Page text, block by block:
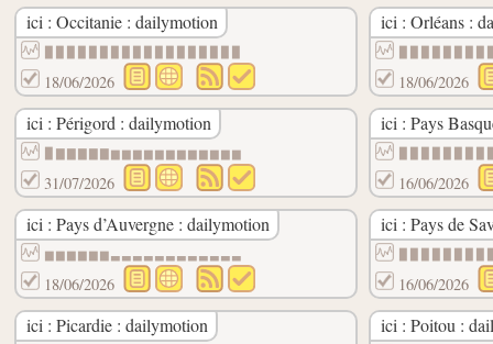
ici : Occitanie : dailymotion
18/06/2026
ici : Orléans :
18/06/2026
ici : Périgord : dailymotion
▉▇▇▇▇▇▆▆▆▆▆▆▆▆▆▆▆▆
31/07/2026
ici : Pays
16/06/2026
ici : Pays d’Auvergne : dailymotion
▆▆▆▆▆▆▃▃▃▃▃▃▃▃▃▃▃▃
18/06/2026
ici : Pays de
16/06/2026
ici : Picardie : dailymotion ici : Poitou :